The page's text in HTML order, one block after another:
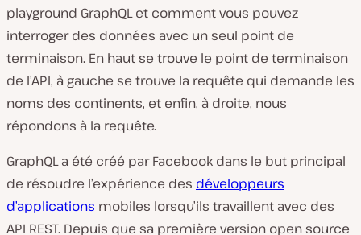
playground GraphQL et comment vous pouvez
interroger des données avec un seul point de
terminaison. En haut se trouve le point de terminaison
de l’API, à gauche se trouve la requête qui demande les
noms des continents, et enfin, à droite, nous
répondons à la requête.
GraphQL a été créé par Facebook dans le but principal
de résoudre l’expérience des développeurs
d’applications mobiles lorsqu’ils travaillent avec des
API REST. Depuis que sa première version open source